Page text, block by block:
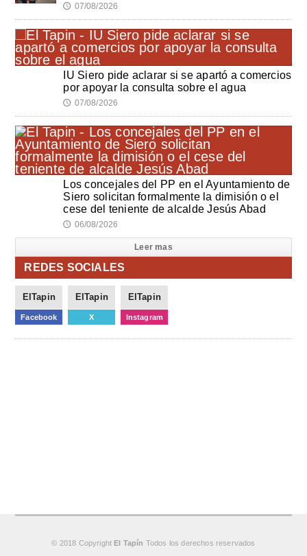
🕔 07/08/2026
IU Siero pide aclarar si se apartó a comercios
por apoyar la consulta sobre el agua
🕔 07/08/2026
Los concejales del PP en el Ayuntamiento de
Siero solicitan formalmente la dimisión o el
cese del teniente de alcalde Jesús Abad
🕔 06/08/2026
Leer mas
REDES SOCIALES
ElTapin
Facebook
ElTapin
X
ElTapin
Instagram
© 2018 Copyright El Tapín Todos los derechos reservados